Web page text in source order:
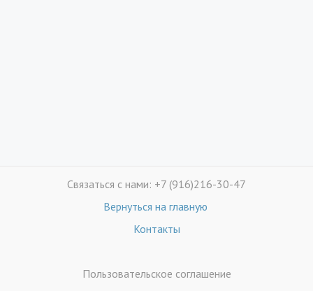
Связаться с нами: +7 (916)216-30-47
Вернуться на главную
Контакты
Пользовательское соглашение